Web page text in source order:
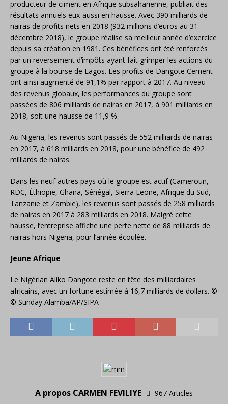
producteur de ciment en Afrique subsaharienne, publiait des
résultats annuels eux-aussi en hausse. Avec 390 milliards de
nairas de profits nets en 2018 (932 millions d’euros au 31
décembre 2018), le groupe réalise sa meilleur année d’exercice
depuis sa création en 1981. Ces bénéfices ont été renforcés
par un reversement d’impôts ayant fait grimper les actions du
groupe à la bourse de Lagos. Les profits de Dangote Cement
ont ainsi augmenté de 91,1% par rapport à 2017. Au niveau
des revenus globaux, les performances du groupe sont
passées de 806 milliards de nairas en 2017, à 901 milliards en
2018, soit une hausse de 11,9 %.
Au Nigeria, les revenus sont passés de 552 milliards de nairas
en 2017, à 618 milliards en 2018, pour une bénéfice de 492
milliards de nairas.
Dans les neuf autres pays où le groupe est actif (Cameroun,
RDC, Éthiopie, Ghana, Sénégal, Sierra Leone, Afrique du Sud,
Tanzanie et Zambie), les revenus sont passés de 258 milliards
de nairas en 2017 à 283 milliards en 2018. Malgré cette
hausse, l’entreprise affiche une perte nette de 88 milliards de
nairas hors Nigeria, pour l’année écoulée.
Jeune Afrique
Le Nigérian Aliko Dangote reste en tête des milliardaires
africains, avec un fortune estimée à 16,7 milliards de dollars. ©
© Sunday Alamba/AP/SIPA
A propos CARMEN FEVILIYE
967 Articles